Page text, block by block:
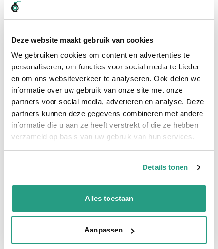
Deze website maakt gebruik van cookies
We gebruiken cookies om content en advertenties te
personaliseren, om functies voor social media te bieden
en om ons websiteverkeer te analyseren. Ook delen we
informatie over uw gebruik van onze site met onze
partners voor social media, adverteren en analyse. Deze
partners kunnen deze gegevens combineren met andere
informatie die u aan ze heeft verstrekt of die ze hebben
verzameld op basis van uw gebruik van hun services.
Details tonen
Alles toestaan
Aanpassen
Details
Slangklem ABA verzinkt 365 -
395mm kopen?
ABA verzinkt slangklem 365 - 395mm, staat bekend om het
blauwe huisje. De ABA slangklem is één van de beste
slangklem en wordt hierdoor veelvuldig ingezet bij diverse
toepassingen in de landbouw en algemene industrie.
De ABA slangklem verzinkt heeft een bereik van 365 - 395mm,
dit wil zeggen dat het bereik tussen deze 2 getallen het
klembereik is.
Wormschroefslangklem ABA 365-395mm is vaak direct uit